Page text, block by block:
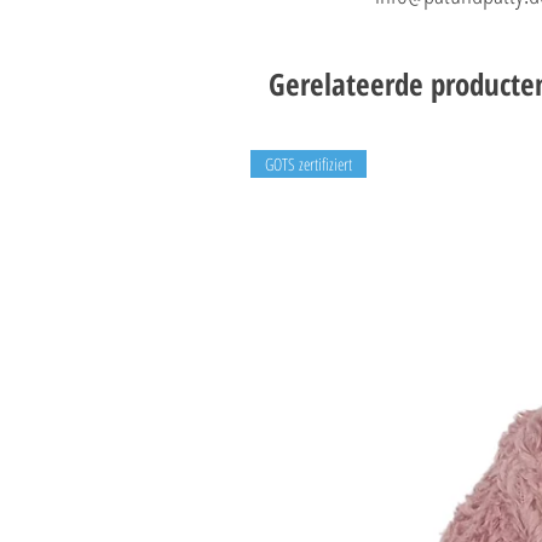
Gerelateerde
GOTS zertifiziert